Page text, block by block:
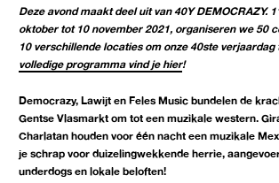
Deze avond maakt deel uit van 40Y DEMOCRAZY.
oktober tot 10 november 2021, organiseren we 50
10 verschillende locaties om onze 40ste verjaardag
volledige programma vind je hier!
Democrazy, Lawijt en Feles Music bundelen de
Gentse Vlasmarkt om tot een muzikale western.
Charlatan houden voor één nacht een muzikale
je schrap voor duizelingwekkende herrie,
underdogs en lokale beloften!